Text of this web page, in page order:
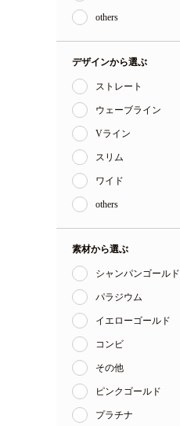
others
デザインから選ぶ
ストレート
ウェーブライン
Vライン
スリム
ワイド
others
素材から選ぶ
シャンパンゴールド
パラジウム
イエローゴールド
コンビ
その他
ピンクゴールド
プラチナ